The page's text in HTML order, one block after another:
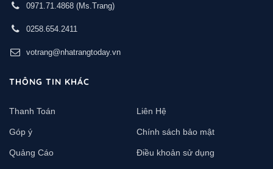
0971.71.4868 (Ms.Trang)
0258.654.2411
votrang@nhatrangtoday.vn
THÔNG TIN KHÁC
Thanh Toán Liên Hệ
Góp ý Chính sách bảo mật
Quảng Cáo Điều khoản sử dụng